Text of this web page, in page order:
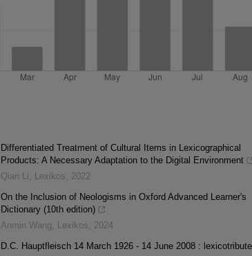
Differentiated Treatment of Cultural Items in Lexicographical
Products: A Necessary Adaptation to the Digital Environment
Qian Li, Lexikos, 2022
On the Inclusion of Neologisms in Oxford Advanced Learner's
Dictionary (10th edition)
Anmin Wang, Lexikos, 2024
D.C. Hauptfleisch 14 March 1926 - 14 June 2008 : lexicotribute